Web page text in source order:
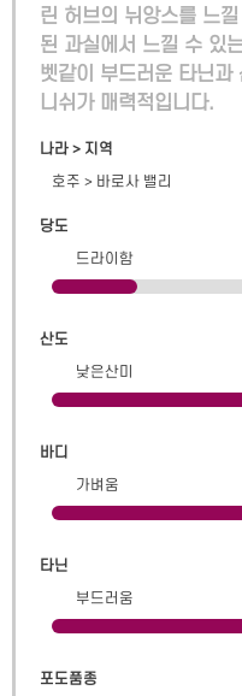
린 허브의 뉘앙스를 느
된 과실에서 느낄 수 있
벳같이 부드러운 타닌과
니쉬가 매력적입니다.
나라 > 지역
호주 > 바로사 밸리
당도
드라이함
산도
낮은산미
바디
가벼움
타닌
부드러움
포도품종